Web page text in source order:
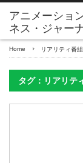
アニメーショ
ネス・ジャー
Home リアリティ番組
タグ：リアリテ